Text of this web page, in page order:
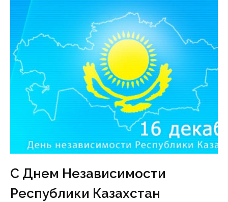
С Днем Независимости
Республики Казахстан